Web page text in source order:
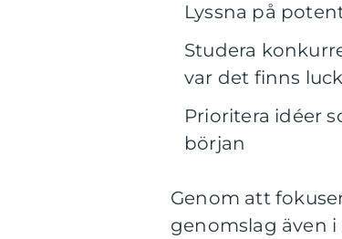
Lyssna på
Studera
var det finns
Prioritera idéer
början
Genom att
genomslag även i